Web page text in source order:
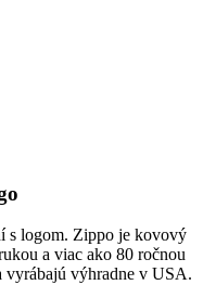
s logom. Zippo je kovový
a viac ako 80 ročnou
vyrábajú výhradne v USA.